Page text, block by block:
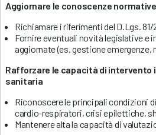
Aggiornare le conoscenze
Richiamare i riferimenti del D.Lgs. 81/
Fornire eventuali novità legislative e
aggiornate (es. gestione emergenze,
Rafforzare le capacità di intervento
sanitaria
Riconoscere le principali condizioni
cardio-respiratori, crisi epilettiche,
Mantenere alta la capacità di